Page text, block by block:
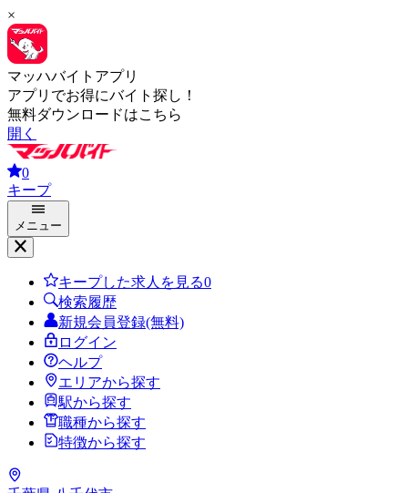
×
マッハバイトアプリ
アプリでお得にバイト探し！
無料ダウンロードはこちら
開く
0
キープ
メニュー
キープした求人を見る0
検索履歴
新規会員登録(無料)
ログイン
ヘルプ
エリアから探す
駅から探す
職種から探す
特徴から探す